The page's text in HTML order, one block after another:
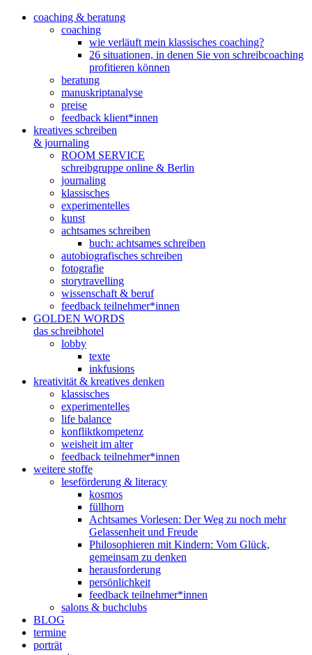
coaching & beratung
coaching
wie verläuft mein klassisches coaching?
26 situationen, in denen Sie von schreibcoaching
profitieren können
beratung
manuskriptanalyse
preise
feedback klient*innen
kreatives schreiben
& journaling
ROOM SERVICE
schreibgruppe online & Berlin
journaling
klassisches
experimentelles
kunst
achtsames schreiben
buch: achtsames schreiben
autobiografisches schreiben
fotografie
storytravelling
wissenschaft & beruf
feedback teilnehmer*innen
GOLDEN WORDS
das schreibhotel
lobby
texte
inkfusions
kreativität & kreatives denken
klassisches
experimentelles
life balance
konfliktkompetenz
weisheit im alter
feedback teilnehmer*innen
weitere stoffe
leseförderung & literacy
kosmos
füllhorn
Achtsames Vorlesen: Der Weg zu noch mehr
Gelassenheit und Freude
Philosophieren mit Kindern: Vom Glück,
gemeinsam zu denken
herausforderung
persönlichkeit
feedback teilnehmer*innen
salons & buchclubs
BLOG
termine
porträt